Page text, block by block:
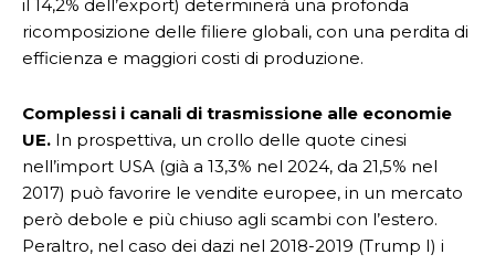
il 14,2% dell’export) determinerà una profonda
ricomposizione delle filiere globali, con una perdita di
efficienza e maggiori costi di produzione.
Complessi i canali di trasmissione alle economie
UE. In prospettiva, un crollo delle quote cinesi
nell’import USA (già a 13,3% nel 2024, da 21,5% nel
2017) può favorire le vendite europee, in un mercato
però debole e più chiuso agli scambi con l’estero.
Peraltro, nel caso dei dazi nel 2018-2019 (Trump I) i